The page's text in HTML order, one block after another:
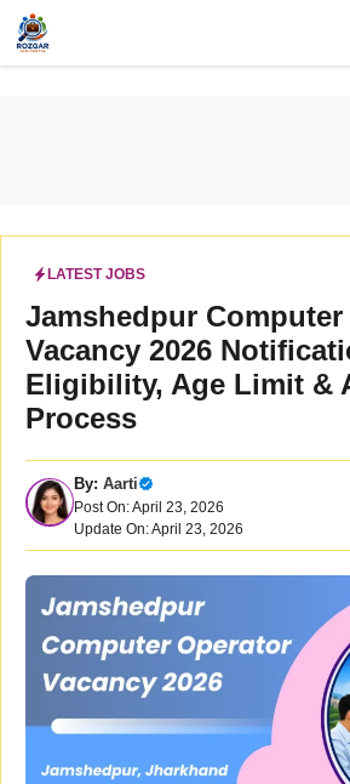
Skip
content
LATEST JOBS
Jamshedpur
Vacancy 2026
Eligibility, Age Limit &
Process
By: Aarti
Post On: April 23, 2026
Update On: April 23, 2026